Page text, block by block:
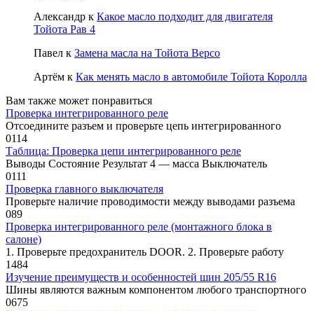
Александр к Какое масло подходит для двигателя
Тойота Рав 4
Павел к Замена масла на Тойота Версо
Артём к Как менять масло в автомобиле Тойота Королла
Вам также может понравиться
Проверка интегрированного реле
Отсоедините разъем и проверьте цепь интегрированного
0114
Таблица: Проверка цепи интегрированного реле
Выводы Состояние Результат 4 — масса Выключатель
0111
Проверка главного выключателя
Проверьте наличие проводимости между выводами разъема
089
Проверка интегрированного реле (монтажного блока в
салоне)
1. Проверьте предохранитель DOOR. 2. Проверьте работу
1484
Изучение преимуществ и особенностей шин 205/55 R16
Шины являются важным компонентом любого транспортного
0675